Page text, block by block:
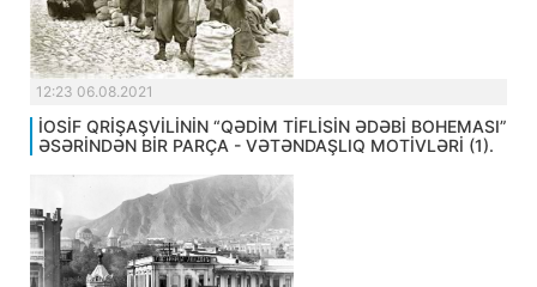
12:23 06.08.2021
İOSİF QRİŞAŞVİLİNİN “QƏDİM TİFLİSİN ƏDƏBİ BOHEMASI”
ƏSƏRİNDƏN BİR PARÇA - VƏTƏNDAŞLIQ MOTİVLƏRİ (1).